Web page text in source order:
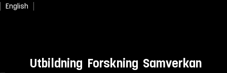
English
Utbildning Forskning Samverkan